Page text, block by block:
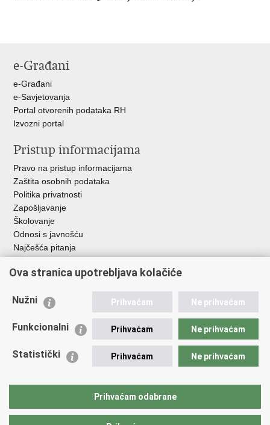
e-Građani
e-Građani
e-Savjetovanja
Portal otvorenih podataka RH
Izvozni portal
Pristup informacijama
Pravo na pristup informacijama
Zaštita osobnih podataka
Politika privatnosti
Zapošljavanje
Školovanje
Odnosi s javnošću
Najčešća pitanja
Važne poveznice
EMN Nacionalna kontaktna točka za Republiku Hrvatsku
Policijska akademija
Zaklada policijske solidarnosti
Sindikati
Ova stranica upotrebljava kolačiće
Nužni Prihvaćam Ne prihvaćam
Funkcionalni Prihvaćam Ne prihvaćam
Statistički Prihvaćam Ne prihvaćam
Prihvaćam odabrane